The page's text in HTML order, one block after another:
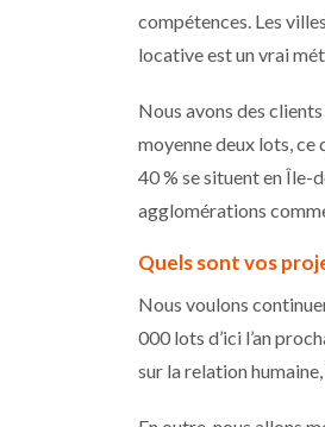
compétences. Les
locative est un vrai
Nous avons des
moyenne deux lots,
40 % se situent en Île-
agglomérations
Quels sont vos
Nous voulons
000 lots d’ici l’an
sur la relation